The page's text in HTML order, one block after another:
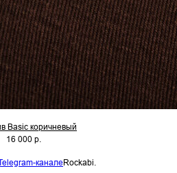
Basic коричневый
16 000 р.
каналеRockabi.